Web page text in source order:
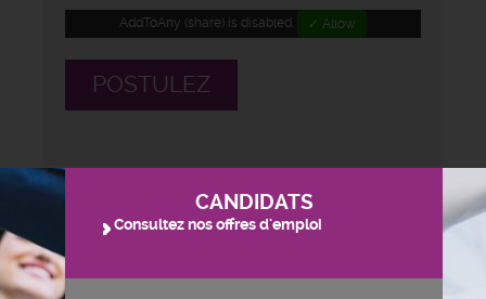
AddToAny (share) is disabled. ✓ Allow
POSTULEZ
CANDIDATS
Consultez nos offres d'emploi